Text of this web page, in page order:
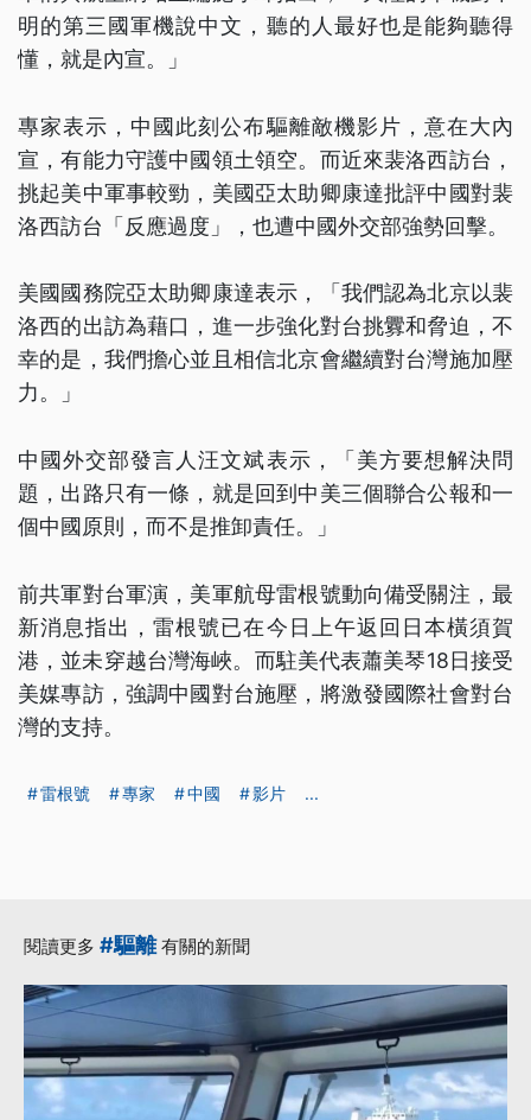
明的第三國軍機說中文，聽的人最好也是能夠聽得
懂，就是內宣。」
專家表示，中國此刻公布驅離敵機影片，意在大內
宣，有能力守護中國領土領空。而近來裴洛西訪台，
挑起美中軍事較勁，美國亞太助卿康達批評中國對裴
洛西訪台「反應過度」，也遭中國外交部強勢回擊。
美國國務院亞太助卿康達表示，「我們認為北京以裴
洛西的出訪為藉口，進一步強化對台挑釁和脅迫，不
幸的是，我們擔心並且相信北京會繼續對台灣施加壓
力。」
中國外交部發言人汪文斌表示，「美方要想解決問
題，出路只有一條，就是回到中美三個聯合公報和一
個中國原則，而不是推卸責任。」
前共軍對台軍演，美軍航母雷根號動向備受關注，最
新消息指出，雷根號已在今日上午返回日本橫須賀
港，並未穿越台灣海峽。而駐美代表蕭美琴18日接受
美媒專訪，強調中國對台施壓，將激發國際社會對台
灣的支持。
雷根號 專家 中國 影片 ...
閱讀更多 #驅離有關的新聞